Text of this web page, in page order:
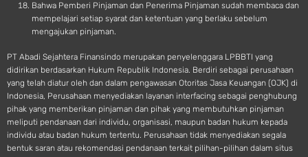
Bahwa Pemberi Pinjaman dan Penerima Pinjaman sudah membaca dan
mempelajari setiap syarat dan ketentuan yang berlaku sebelum
mengajukan pinjaman.
PT Abadi Sejahtera Finansindo merupakan penyelenggara LPBBTI yang
didirikan berdasarkan Hukum Republik Indonesia. Berdiri sebagai perusahaan
yang telah diatur oleh dan dalam pengawasan Otoritas Jasa Keuangan (OJK) di
Indonesia, Perusahaan menyediakan layanan interfacing sebagai penghubung
pihak yang memberikan pinjaman dan pihak yang membutuhkan pinjaman
meliputi pendanaan dari individu, organisasi, maupun badan hukum kepada
individu atau badan hukum tertentu. Perusahaan tidak menyediakan segala
bentuk saran atau rekomendasi pendanaan terkait pilihan-pilihan dalam situs